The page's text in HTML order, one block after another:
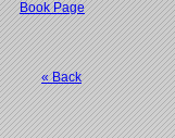
Book Page
« Back